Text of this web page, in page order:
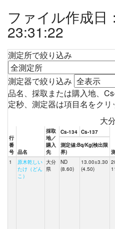
ファイル作成日
23:31:22
測定所で絞り込み
測定器で絞り込み
品名、採取または購入地、
定秒、測定器は項目名をク
大
行
番
号 品名
採取
地／
購入
先
Cs-134 Cs-137
測定値:Bq/Kg(検出限
界)
1
原木乾しい
たけ（どん
こ）
大分
県
ND
(8.60)
13.00±3.30
(4.50)